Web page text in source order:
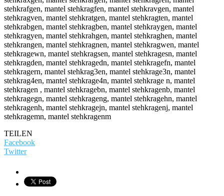
stehkrafgen, mantel stehkragfen, mantel stehkravgen, mantel
stehkragven, mantel stehkratgen, mantel stehkragten, mantel
stehkrabgen, mantel stehkragben, mantel stehkraygen, mantel
stehkragyen, mantel stehkrahgen, mantel stehkraghen, mantel
stehkrangen, mantel stehkragnen, mantel stehkragwen, mantel
stehkragewn, mantel stehkragsen, mantel stehkragesn, mantel
stehkragden, mantel stehkragedn, mantel stehkragefn, mantel
stehkragern, mantel stehkrag3en, mantel stehkrage3n, mantel
stehkrag4en, mantel stehkrage4n, mantel stehkrage n, mantel
stehkragen , mantel stehkragebn, mantel stehkragenb, mantel
stehkragegn, mantel stehkrageng, mantel stehkragehn, mantel
stehkragenh, mantel stehkragejn, mantel stehkragenj, mantel
stehkragemn, mantel stehkragenm
TEILEN
Facebook
Twitter